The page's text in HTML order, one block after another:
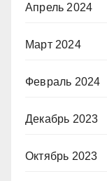
Апрель 2024
Март 2024
Февраль 2024
Декабрь 2023
Октябрь 2023